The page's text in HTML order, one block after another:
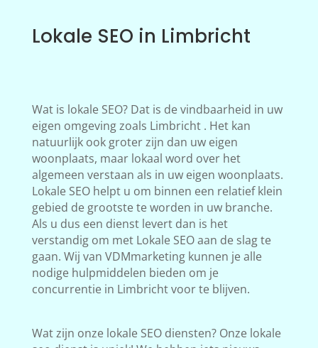
Lokale SEO in Limbricht
Wat is lokale SEO? Dat is de vindbaarheid in uw
eigen omgeving zoals Limbricht . Het kan
natuurlijk ook groter zijn dan uw eigen
woonplaats, maar lokaal word over het
algemeen verstaan als in uw eigen woonplaats.
Lokale SEO helpt u om binnen een relatief klein
gebied de grootste te worden in uw branche.
Als u dus een dienst levert dan is het
verstandig om met Lokale SEO aan de slag te
gaan. Wij van VDMmarketing kunnen je alle
nodige hulpmiddelen bieden om je
concurrentie in Limbricht voor te blijven.
Wat zijn onze lokale SEO diensten? Onze lokale